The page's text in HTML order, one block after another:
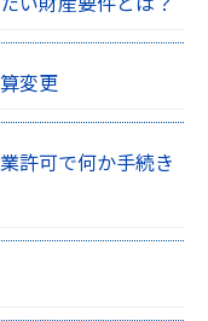
変更
許可で何か手続き